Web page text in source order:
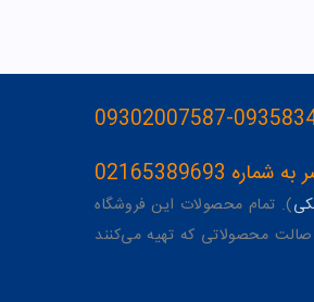
). تمام محصولات این فروشگاه
محصولاتی که تهیه می‌کنند